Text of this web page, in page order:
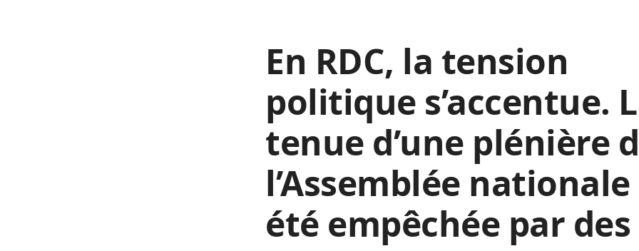
En RDC, la tension
politique s’accentue.
tenue d’une plénière
l’Assemblée nationale
été empêchée par des